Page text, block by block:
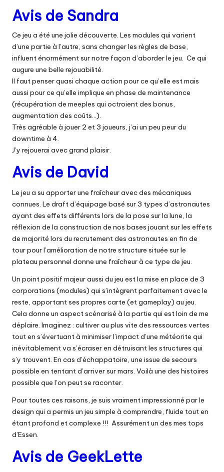
Avis de Sandra
Ce jeu a été une jolie découverte. Les modules qui varient
d’une partie à l’autre, sans changer les règles de base,
influent énormément sur notre façon d’aborder le jeu. Ce qui
augure une belle rejouabilité.
Il faut penser quasi chaque action pour ce qu’elle est mais
aussi pour ce qu’elle implique en phase de maintenance
(récupération de meeples qui octroient des bonus,
augmentation des coûts…).
Très agréable à jouer 2 et 3 joueurs, j’ai un peu peur du
downtime à 4.
J’y rejouerai avec grand plaisir.
Avis de David
Le jeu a su apporter une fraîcheur avec des mécaniques
connues. Le draft d’équipage basé sur 3 types d’astronautes
ayant des effets différents lors de la pose sur la lune, la
réflexion de la construction de nos bases jouant sur les effets
de majorité lors du recrutement des astronautes en fin de
tour pour l’amélioration de notre structure située sur le
plateau personnel donne une fraîcheur à ce type de jeu.
Un point positif majeur aussi du jeu est la mise en place de 3
corporations (modules) qui s’intègrent parfaitement avec le
reste, apportant ses propres carte (et gameplay) au jeu.
Cela donne un aspect scénarisé à la partie qui est loin de me
déplaire. Imaginez : cultiver au plus vite des ressources vertes
tout en s’évertuant à minimiser l’impact d’une météorite qui
inévitablement va s’écraser en détruisant les structures qui
s’y trouvent. En cas d’échappatoire, une issue de secours
possible en tentant d’arriver sur mars. Voilà une des histoires
possible que l’on peut se raconter.
Pour toutes ces raisons, je suis vraiment impressionné par le
design qui a permis un jeu simple à comprendre, fluide tout en
étant profond et complexe !!! Assurément un des mes tops
d’Essen.
Avis de GeekLette